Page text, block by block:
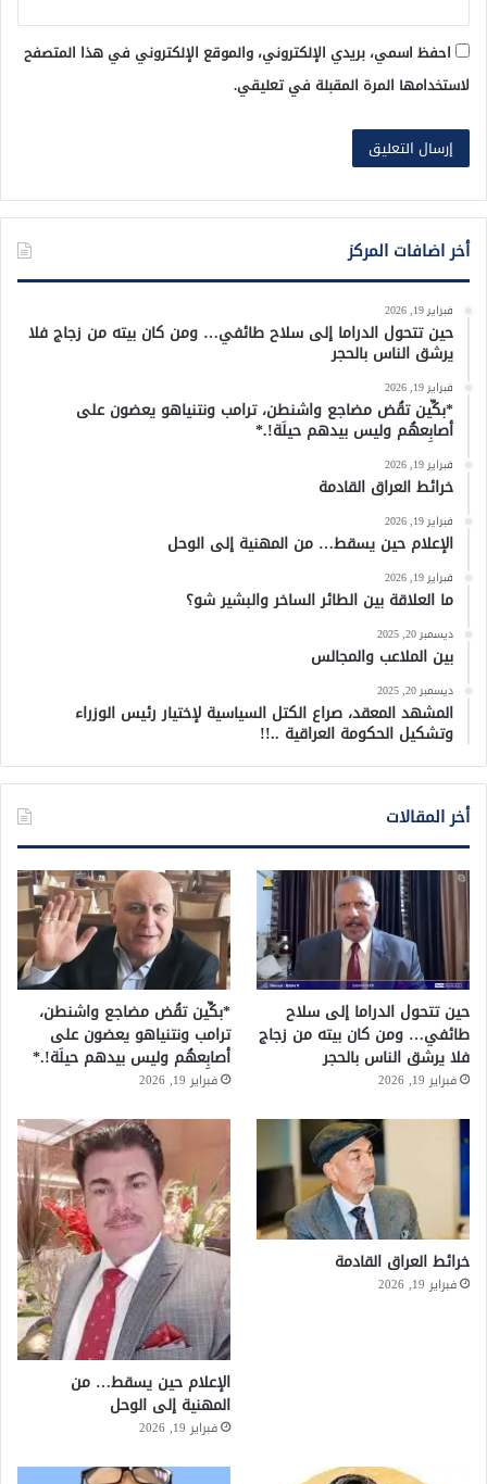
احفظ اسمي، بريدي الإلكتروني، والموقع الإلكتروني في هذا المتصفح
لاستخدامها المرة المقبلة في تعليقي.
أخر اضافات المركز
فبراير 19, 2026
حين تتحول الدراما إلى سلاح طائفي… ومن كان بيته من زجاج فلا
يرشق الناس بالحجر
فبراير 19, 2026
*بكِّين تقُض مضاجع واشنطن، ترامب ونتنياهو يعضون على
أصابِعهُم وليس بيدهم حيلَة!.*
فبراير 19, 2026
خرائط العراق القادمة
فبراير 19, 2026
الإعلام حين يسقط… من المهنية إلى الوحل
فبراير 19, 2026
ما العلاقة بين الطائر الساخر والبشير شو؟
ديسمبر 20, 2025
بين الملاعب والمجالس
ديسمبر 20, 2025
المشهد المعقد، صراع الكتل السياسية لإختيار رئيس الوزراء
وتشكيل الحكومة العراقية ..!!
أخر المقالات
حين تتحول الدراما إلى سلاح
طائفي… ومن كان بيته من زجاج
فلا يرشق الناس بالحجر
فبراير 19, 2026
*بكِّين تقُض مضاجع واشنطن،
ترامب ونتنياهو يعضون على
أصابِعهُم وليس بيدهم حيلَة!.*
فبراير 19, 2026
خرائط العراق القادمة
فبراير 19, 2026
الإعلام حين يسقط… من
المهنية إلى الوحل
فبراير 19, 2026